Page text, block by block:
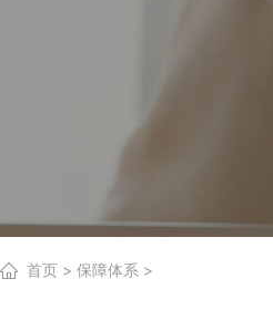
首页 > 保障体系 >